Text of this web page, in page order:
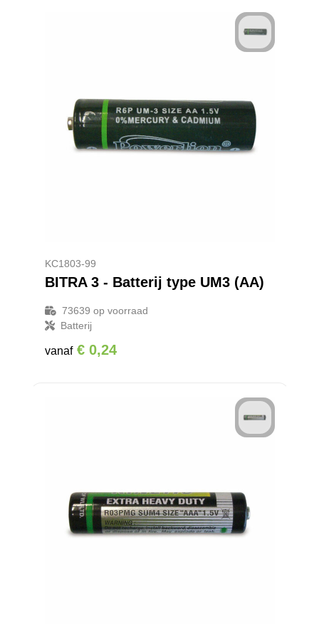
KC1803-99
BITRA 3 - Batterij type UM3 (AA)
73639 op voorraad
Batterij
vanaf € 0,24